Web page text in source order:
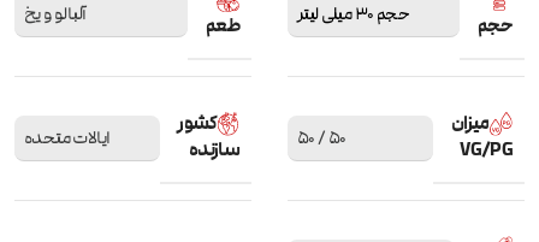
حجم حجم 30 میلی لیتر طعم آلبالو و یخ
میزان
VG/PG
50 / 50
کشور
سازنده
ایالات متحده